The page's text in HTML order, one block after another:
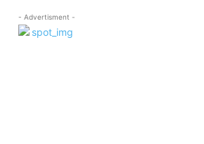
- Advertisment -